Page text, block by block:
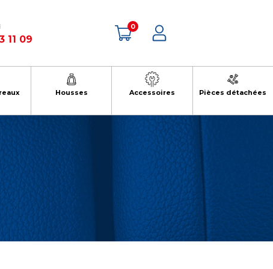
11 09
0
Housses Accessoires Pièces détachées